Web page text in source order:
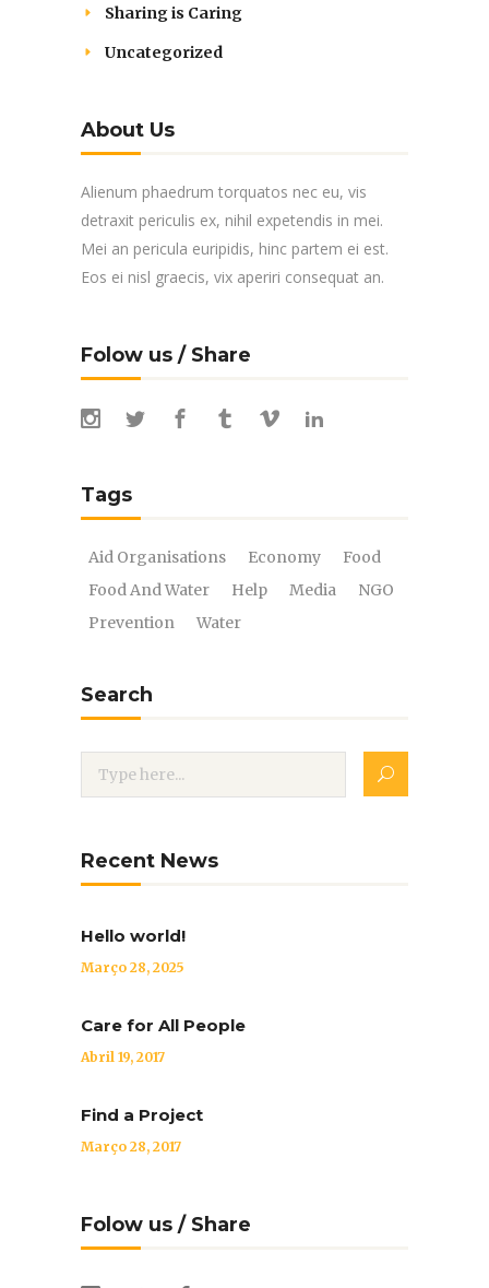
Sharing is Caring
Uncategorized
About Us
Alienum phaedrum torquatos nec eu, vis
detraxit periculis ex, nihil expetendis in mei.
Mei an pericula euripidis, hinc partem ei est.
Eos ei nisl graecis, vix aperiri consequat an.
Folow us / Share
Tags
Aid Organisations Economy
Food
Food And Water
Help Media
NGO
Prevention
Water
Search
Recent News
Hello world!
Março 28, 2025
Care for All People
Abril 19, 2017
Find a Project
Março 28, 2017
Folow us / Share